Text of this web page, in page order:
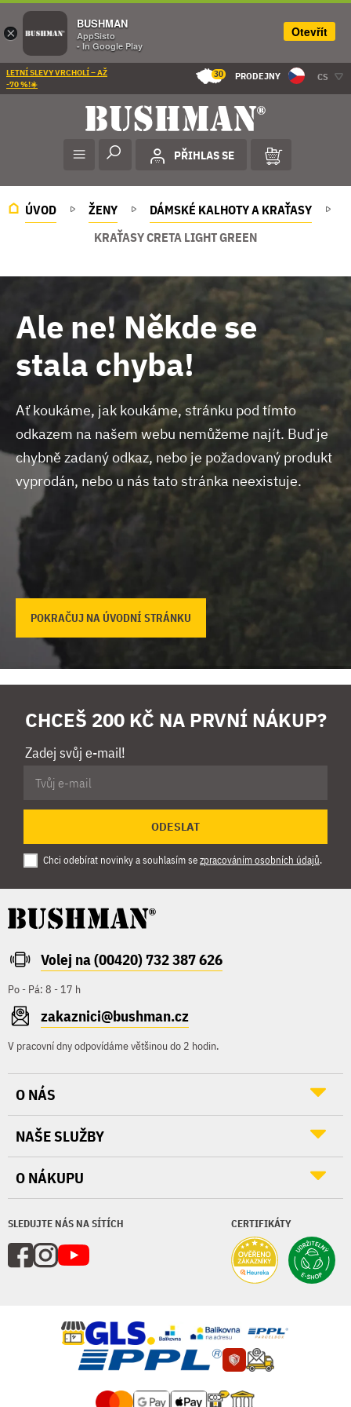
LETNÍ SLEVY VRCHOLÍ – AŽ
-70 %!☀️
30 PRODEJNY CS
PŘIHLAS SE
ÚVOD ŽENY
DÁMSKÉ KALHOTY A KRAŤASY
KRAŤASY CRETA LIGHT GREEN
Ale ne! Někde se
stala chyba!
Ať koukáme, jak koukáme, stránku pod tímto
odkazem na našem webu nemůžeme najít. Buď je
chybně zadaný odkaz, nebo je požadovaný produkt
vyprodán, nebo u nás tato stránka neexistuje.
POKRAČUJ NA ÚVODNÍ STRÁNKU
CHCEŠ 200 KČ NA PRVNÍ NÁKUP?
Zadej svůj e-mail!
ODESLAT
Chci odebírat novinky a souhlasím sezpracováním osobních údajů.
Volej na (00420) 732 387 626
Po - Pá: 8 - 17 h
zakaznici@bushman.cz
V pracovní dny odpovídáme většinou do 2 hodin.
SLEDUJTE NÁS NA SÍTÍCH CERTIFIKÁTY
O NÁS
NAŠE SLUŽBY
O NÁKUPU
×
BUSHMAN
AppSisto
- In Google Play
Otevřít